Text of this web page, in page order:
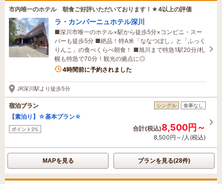
市内唯一のホテル 朝食ご好評いただいております！★4以上の評価
ラ・カンパーニュホテル深川
■深川市唯一のホテル×駅から徒歩5分×コンビニ・スー
パーも徒歩5分 ■絶品！特A米「ななつぼし」と「ふっく
りんこ」の食べくらべ朝食！ ■旭川まで特急1駅20分/札
幌も特急で70分！観光の拠点に◎
4時間前に予約されました
JR深川駅より徒歩5分
宿泊プラン シングル 食事なし
【素泊り】☆基本プラン☆
ポイント2% 合計(税込)8,500円～
8,500円～/人(税込)
MAPを見る プランを見る(28件)